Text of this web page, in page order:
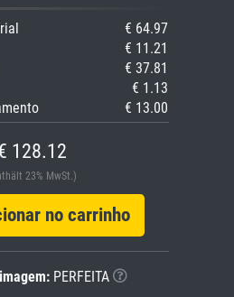
€ 64.97
€ 11.21
€ 37.81
€ 1.13
€ 13.00
128.12
23% MwSt.)
no carrinho
PERFEITA